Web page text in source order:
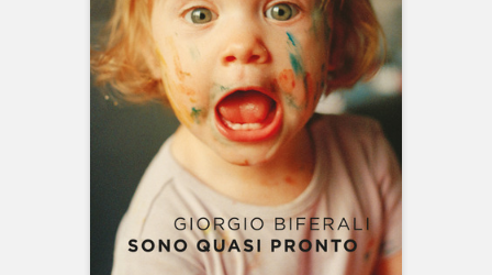
EVENTI
NEWS
CONTATTI